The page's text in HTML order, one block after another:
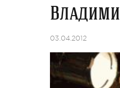
03.04.2012